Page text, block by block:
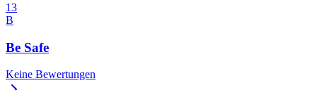
13
B
Be Safe
Keine Bewertungen